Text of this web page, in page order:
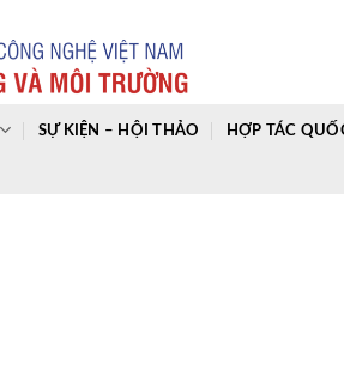
SỰ KIỆN – HỘI THẢO HỢP TÁC